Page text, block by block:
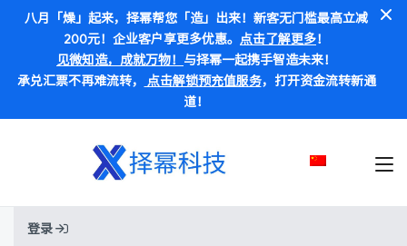
八月「燥」起来，择幂帮您「造」出来！新客无门槛最高立减
200元！企业客户享更多优惠。 点击了解更多！
见微知造，成就万物！ 与择幂一起携手智造未来！
承兑汇票不再难流转， 点击解锁预充值服务，打开资金流转新通
道！
登录
首页材料POM